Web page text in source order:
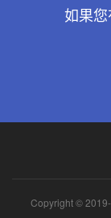
如果
Copyright ©